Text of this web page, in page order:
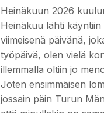
Heinäkuun 2026
Heinäkuu lähti
viimeisenä päivänä,
työpäivä, olen vielä
illemmalla oltiin jo
Joten ensimmäisen
jossain päin Turun